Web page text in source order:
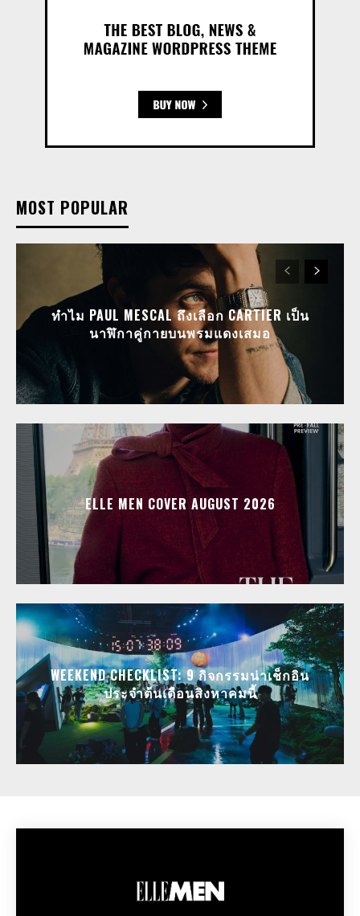
MOST POPULAR
ทำไม PAUL MESCAL ถึงเลือก CARTIER เป็น
นาฬิกาคู่กายบนพรมแดงเสมอ
ELLE MEN COVER AUGUST 2026
WEEKEND CHECKLIST: 9 กิจกรรมน่าเช็กอิน
ประจำต้นเดือนสิงหาคมนี้